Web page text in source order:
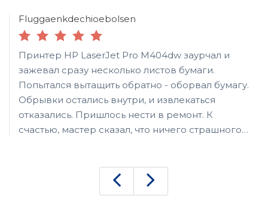
Fluggaenkdechioebolsen
Принтер HP LaserJet Pro M404dw заурчал и
зажевал сразу несколько листов бумаги.
Попытался вытащить обратно - оборвал бумагу.
Обрывки остались внутри, и извлекаться
отказались. Пришлось нести в ремонт. К
счастью, мастер сказал, что ничего страшного
провести профилактику и заправить на всякий
случай. Домой принес - вроде бы печатает из